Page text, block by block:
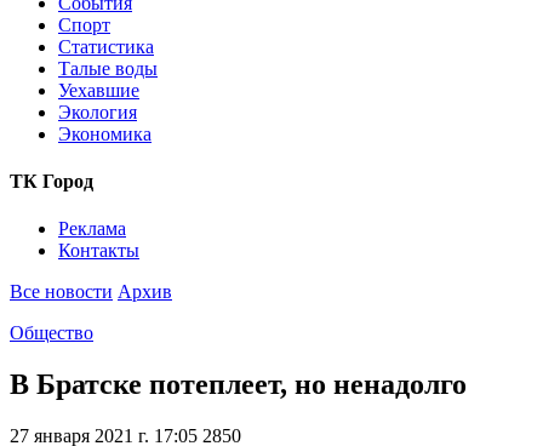
Спорт
Статистика
Талые воды
Уехавшие
Экология
Экономика
ТК Город
Реклама
Контакты
Все новости Архив
Общество
В Братске потеплеет, но ненадолго
27 января 2021 г. 17:05 2850